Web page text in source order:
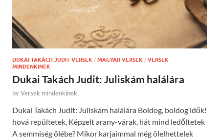
DUKAI TAKÁCH JUDIT VERSEK / MAGYAR VERSEK / VERSEK
MINDENKINEK
Dukai Takách Judit: Juliskám halálára
byVersek mindenkinek
Dukai Takách Judit: Juliskám halálára Boldog, boldog idők!
hová repültetek, Képzelt arany-várak, hát mind ledőltetek
A semmiség ölébe? Mikor karjaimmal még ölelhettelek